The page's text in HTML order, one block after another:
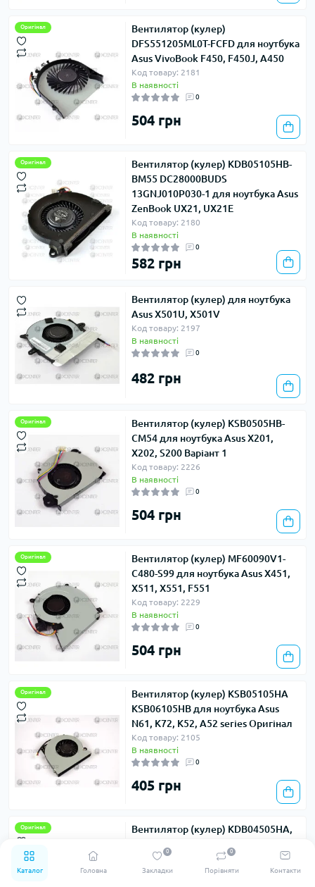
Каталог Головна Закладки
0
Порівняти
0
Контакти
Оригінал
Вентилятор (кулер)
DFS551205ML0T-FCFD для ноутбука
Asus VivoBook F450, F450J, A450
Код товару: 2181
В наявності
0
504 грн
Оригінал
Вентилятор (кулер) KDB05105HB-
BM55 DC28000BUDS
13GNJ010P030-1 для ноутбука Asus
ZenBook UX21, UX21E
Код товару: 2180
В наявності
0
582 грн
Вентилятор (кулер) для ноутбука
Asus X501U, X501V
Код товару: 2197
В наявності
0
482 грн
Оригінал
Вентилятор (кулер) KSB0505HB-
CM54 для ноутбука Asus X201,
X202, S200 Варіант 1
Код товару: 2226
В наявності
0
504 грн
Оригінал
Вентилятор (кулер) MF60090V1-
C480-S99 для ноутбука Asus X451,
X511, X551, F551
Код товару: 2229
В наявності
0
504 грн
Оригінал
Вентилятор (кулер) KSB05105HA
KSB06105HB для ноутбука Asus
N61, K72, K52, A52 series Оригінал
Код товару: 2105
В наявності
0
405 грн
Оригінал
Вентилятор (кулер) KDB04505HA,
UL30, U35, X32 series
Код товару: 2281